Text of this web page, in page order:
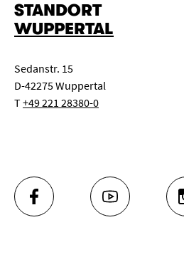
STANDORT
WUPPERTAL
Sedanstr. 15
D-42275 Wuppertal
T+49 221 28380-0
FACEBOOK YOUTUBE